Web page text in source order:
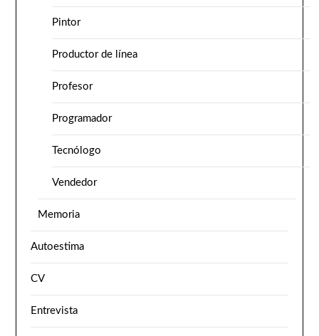
Pintor
Productor de línea
Profesor
Programador
Tecnólogo
Vendedor
Memoria
Autoestima
CV
Entrevista